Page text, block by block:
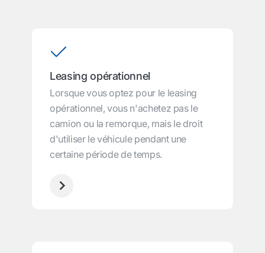
Leasing opérationnel
Lorsque vous optez pour le leasing
opérationnel, vous n'achetez pas le
camion ou la remorque, mais le droit
d'utiliser le véhicule pendant une
certaine période de temps.